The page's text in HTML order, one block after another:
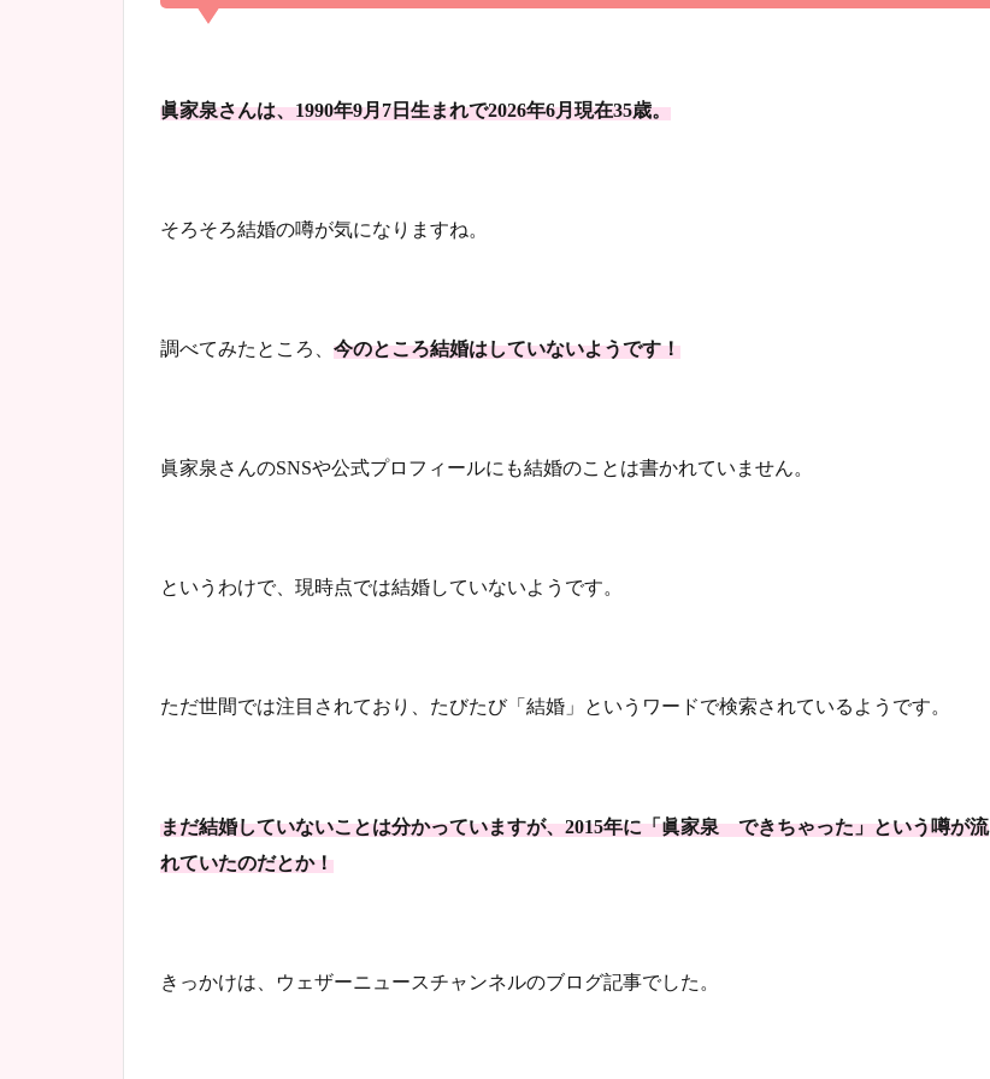
眞家泉さんは、1990年9月7日生まれで2026年6月現在35歳。
そろそろ結婚の噂が気になりますね。
調べてみたところ、 今のところ結婚はしていないようです！
眞家泉さんのSNSや公式プロフィールにも結婚のことは書かれていません。
というわけで、現時点では結婚していないようです。
ただ世間では注目されており、たびたび「結婚」というワードで検索されているようです。
まだ結婚していないことは分かっていますが、2015年に「眞家泉 できちゃった」という噂が流
れていたのだとか！
きっかけは、ウェザーニュースチャンネルのブログ記事でした。